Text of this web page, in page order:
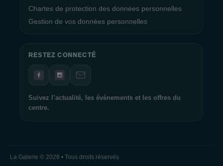
Chartes de protection des données personnelles
Gestion de vos données personnelles
RESTEZ CONNECTÉ
Suivez l’actualité, les événements et les offres du
centre.
La Galerie © 2026 • Tous droits réservés